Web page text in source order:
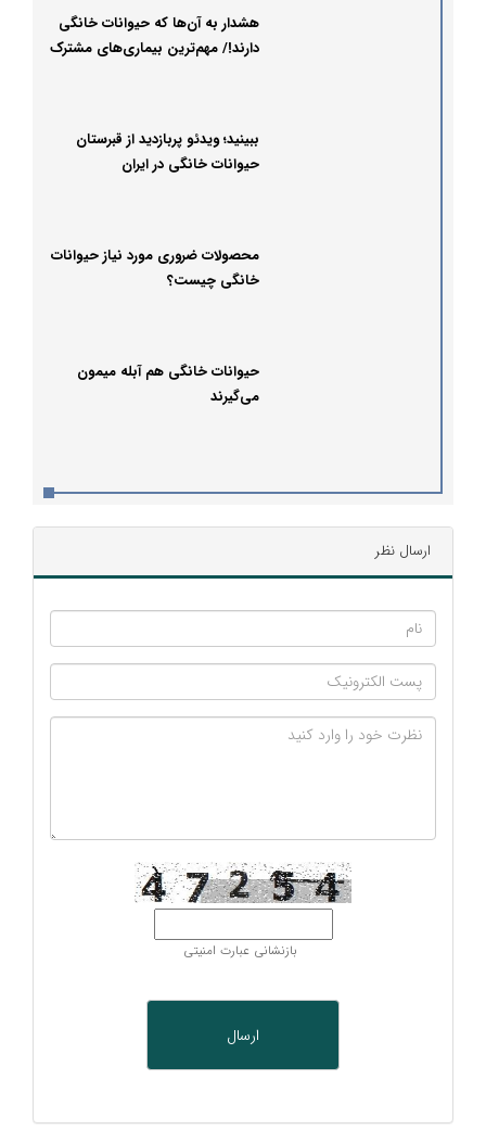
هشدار به آن‌ها که حیوانات خانگی
دارند!/ مهم‌ترین بیماری‌های مشترک
ببینید؛ ویدئو پربازدید از قبرستان
حیوانات خانگی در ایران
محصولات ضروری مورد نیاز حیوانات
خانگی چیست؟
حیوانات خانگی هم آبله میمون
می‌گیرند
ارسال نظر
بازنشانی عبارت امنیتی